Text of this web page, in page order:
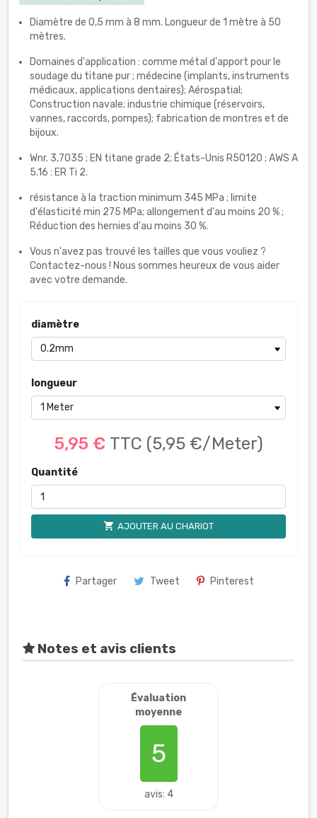
Diamètre de 0,5 mm à 8 mm. Longueur de 1 mètre à 50
mètres.
Domaines d'application : comme métal d'apport pour le
soudage du titane pur ; médecine (implants, instruments
médicaux, applications dentaires); Aérospatial;
Construction navale; industrie chimique (réservoirs,
vannes, raccords, pompes); fabrication de montres et de
bijoux.
Wnr. 3,7035 ; EN titane grade 2; États-Unis R50120 ; AWS A
5.16 : ER Ti 2.
résistance à la traction minimum 345 MPa ; limite
d'élasticité min 275 MPa; allongement d'au moins 20 % ;
Réduction des hernies d'au moins 30 %.
Vous n'avez pas trouvé les tailles que vous vouliez ?
Contactez-nous ! Nous sommes heureux de vous aider
avec votre demande.
diamètre
longueur
5,95 € TTC (5,95 €/Meter)
Quantité
shopping_cart AJOUTER AU CHARIOT
Partager Tweet Pinterest
Notes et avis clients
Évaluation
moyenne
5
avis: 4